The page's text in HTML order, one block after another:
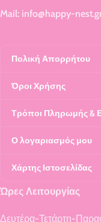
Mail: info@happy-
Πολική Απορρήτου
Όροι Χρήσης
Τρόποι Πληρωμής &
Ο λογαριασμός μου
Χάρτης Ιστοσελίδας
Ώρες Λειτουργίας
Δευτέρα-Τετάρτη-